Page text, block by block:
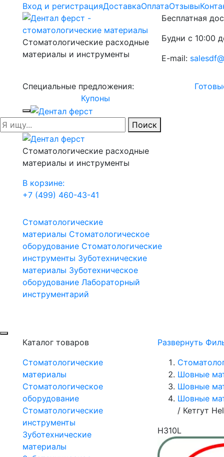
Вход и регистрацияДоставкаОплатаОтзывы
Стоматологические расходные
материалы и инструменты
Бесплатная
Будни с 10:00
E-mail:
Специальные предложения:
Купоны
Поиск
Стоматологические расходные
материалы и инструменты
В корзине:
+7 (499) 460-43-41
Стоматологические
материалы Стоматологическое
оборудование Стоматологические
инструменты Зуботехнические
материалы Зуботехническое
оборудование Лабораторный
инструментарий
Каталог товаров
Стоматологические
материалы
Стоматологическое
оборудование
Стоматологические
инструменты
Зуботехнические
материалы
Развернуть
Шовные
Шовные
Шовные
/ Кетгут
H310L